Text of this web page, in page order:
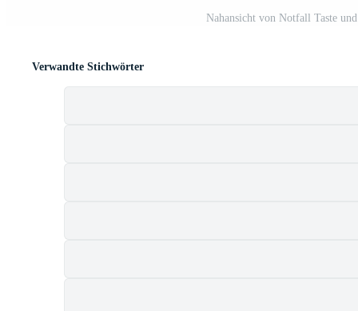
Nahansicht von Notfall Taste
Verwandte Stichwörter